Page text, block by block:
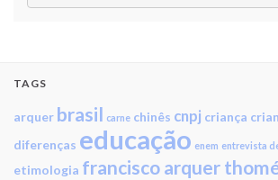
TAGS
arquer brasil carne chinês cnpj criança
diferenças educação enem entrevista
etimologia francisco arquer